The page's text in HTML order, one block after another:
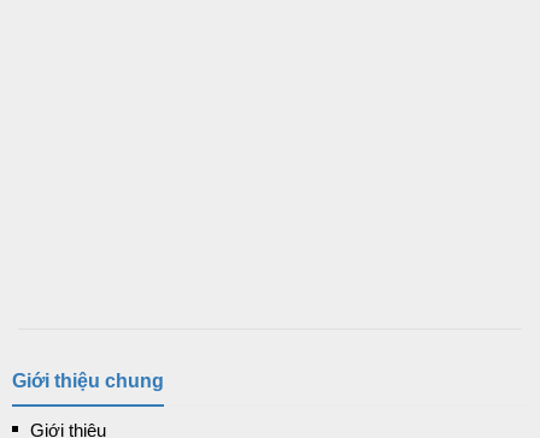
Giới thiệu chung
Giới thiệu